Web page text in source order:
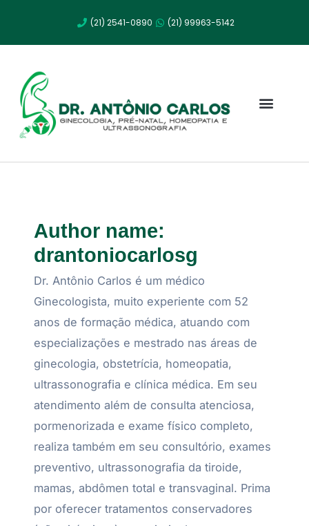
conteúdo
(21) 2541-0890 (21) 99963-5142
Author name:
drantoniocarlosg
Dr. Antônio Carlos é um médico
Ginecologista, muito experiente com 52
anos de formação médica, atuando com
especializações e mestrado nas áreas de
ginecologia, obstetrícia, homeopatia,
ultrassonografia e clínica médica. Em seu
atendimento além de consulta atenciosa,
pormenorizada e exame físico completo,
realiza também em seu consultório, exames
preventivo, ultrassonografia da tiroide,
mamas, abdômen total e transvaginal. Prima
por oferecer tratamentos conservadores